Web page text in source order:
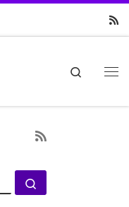
Search
SUCHE